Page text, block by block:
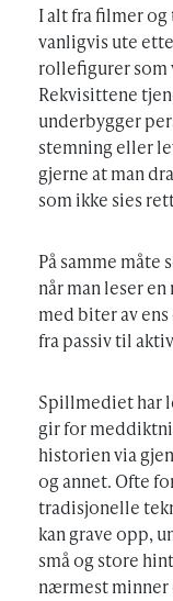
I alt fra filmer
vanligvis ute
rollefigurer som
Rekvisittene
underbygger
stemning eller
gjerne at man
som ikke sies
På samme måte
når man leser
med biter av
fra passiv til
Spillmediet har
gir for
historien via
og annet. Ofte
tradisjonelle
kan grave opp,
små og store
nærmest